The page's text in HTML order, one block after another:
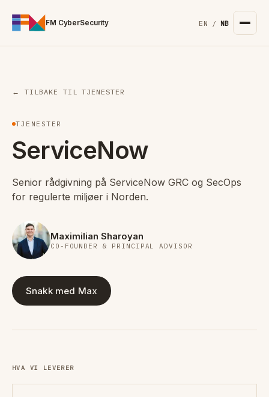
FM CyberSecurity EN / NB
← TILBAKE TIL TJENESTER
TJENESTER
ServiceNow
Senior rådgivning på ServiceNow GRC og SecOps
for regulerte miljøer i Norden.
Maximilian Sharoyan
CO-FOUNDER & PRINCIPAL ADVISOR
Snakk med Max
HVA VI LEVERER